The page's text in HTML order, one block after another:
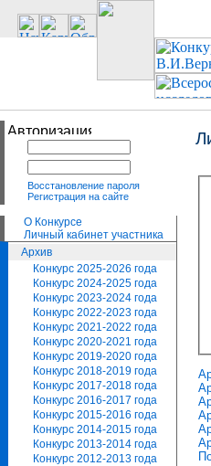
Восстановление пароля
Регистрация на сайте
О Конкурсе
Личный кабинет участника
Архив
Конкурс 2025-2026 года
Конкурс 2024-2025 года
Конкурс 2023-2024 года
Конкурс 2022-2023 года
Конкурс 2021-2022 года
Конкурс 2020-2021 года
Конкурс 2019-2020 года
Конкурс 2018-2019 года
Конкурс 2017-2018 года
Конкурс 2016-2017 года
Конкурс 2015-2016 года
Конкурс 2014-2015 года
Конкурс 2013-2014 года
Конкурс 2012-2013 года